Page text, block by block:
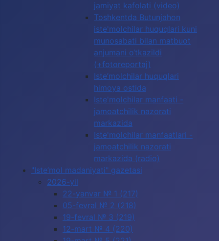
jamiyat kafolati (video)
Toshkentda Butunjahon
iste'molchilar huquqlari kuni
munosabati bilan matbuot
anjumani o‘tkazildi
(+fotoreportaj)
Iste’molchilar huquqlari
himoya ostida
Iste'molchilar manfaati -
jamoatchilik nazorati
markazida
Iste'molchilar manfaatlari -
jamoatchilik nazorati
markazida (radio)
"Iste’mol madaniyati" gazetasi
2026-yil
22-yanvar № 1 (217)
05-fevral № 2 (218)
19-fevral № 3 (219)
12-mart № 4 (220)